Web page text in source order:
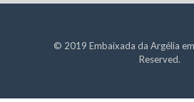
© 2019 Embaixada da Argélia
Reserved.